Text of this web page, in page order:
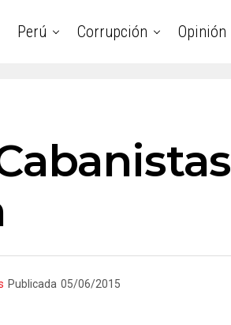
Perú Corrupción Opinión
Publicada 05/06/2015